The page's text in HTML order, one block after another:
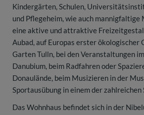
Kindergärten, Schulen,
und Pflegeheim, wie auch
eine aktive und attraktive
Aubad, auf Europas erster ökologischer
Garten Tulln, bei den Veranstaltungen
Danubium, beim Radfahren oder
Donaulände, beim Musizieren in der
Sportausübung in einem der
Das Wohnhaus befindet sich in der